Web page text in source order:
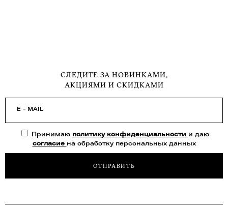
СЛЕДИТЕ ЗА НОВИНКАМИ,
АКЦИЯМИ И СКИДКАМИ
E - MAIL
Принимаю политику конфиденциальности и даю
согласие на обработку персональных данных
ОТПРАВИТЬ